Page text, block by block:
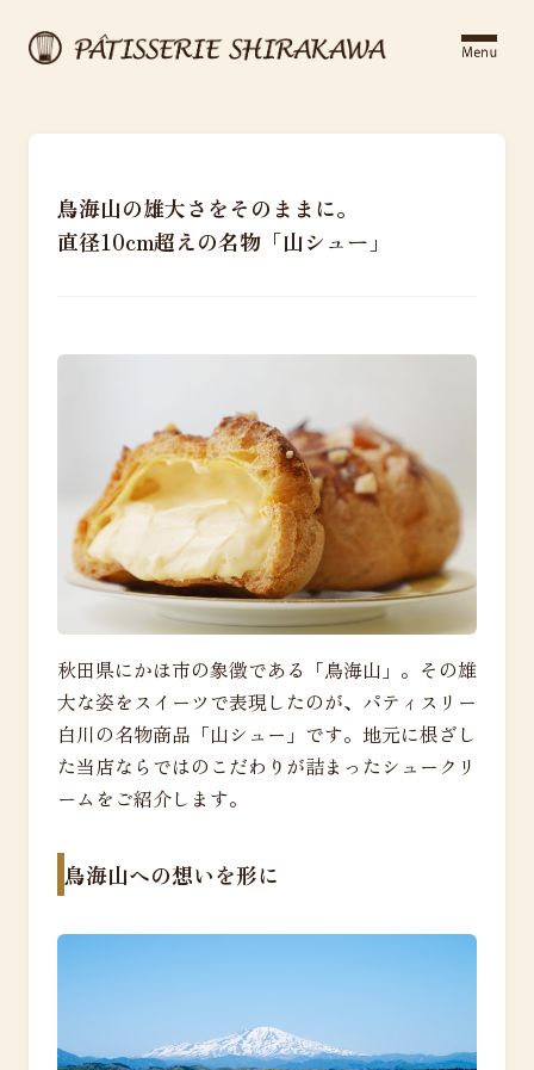
鳥海山の雄大さをそのままに。
直径10cm超えの名物「山シュー」
秋田県にかほ市の象徴である「鳥海山」。その雄
大な姿をスイーツで表現したのが、パティスリー
白川の名物商品「山シュー」です。地元に根ざし
た当店ならではのこだわりが詰まったシュークリ
ームをご紹介します。
鳥海山への想いを形に